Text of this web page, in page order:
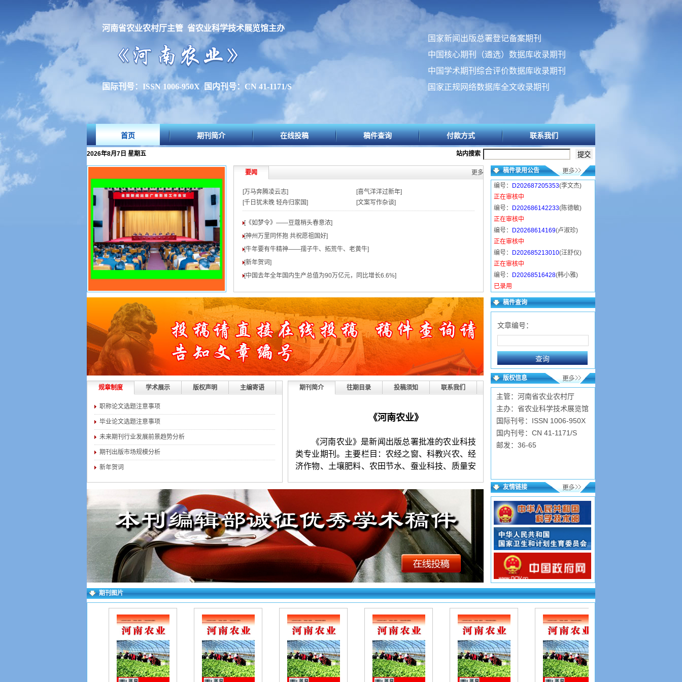
河南省农业农村厅主管 省农业科学技术展览馆主办
国际刊号：ISSN 1006-950X 国内刊号：CN 41-1171/S
国家新闻出版总署登记备案期刊
中国核心期刊（遴选）数据库收录期刊
中国学术期刊综合评价数据库收录期刊
国家正规网络数据库全文收录期刊
首页 期刊简介 在线投稿 稿件查询 付款方式 联系我们
2026年8月7日 星期五 站内搜索
要闻 更多>>
[万马奔腾凌云志]
[喜气洋洋过新年]
[千日犹未晚 轻舟归家国]
[文案写作杂谈]
[《如梦令》——豆蔻梢头春意浓]
[神州万里同怀抱 共祝愿祖国好]
[牛年要有牛精神——孺子牛、拓荒牛、老黄牛]
[新年贺词]
[中国去年全年国内生产总值为90万亿元，同比增长6.6%]
稿件录用公告
编号： D202687205353(李文杰)
正在审核中
编号：
D202686142233(陈德敏)
正在审核中
编号：
D20268614169(卢淑珍)
正在审核中
编号：
D202685213010(汪舒仪)
正在审核中
编号：
D20268516428(韩小雅)
已录用
编号：D202685131353(马慧敏)
已录用
正在审核中
已录用
编号：D202683211348(陈近岳)
已录用
编号：D2026839519(张广华)
已录用
稿件查询
文章编号：
规章制度 学术展示 版权声明 主编寄语
职称论文选题注意事项
毕业论文选题注意事项
未来期刊行业发展前景趋势分析
期刊出版市场规模分析
新年贺词
期刊简介 往期目录 投稿须知 联系我们
《河南农业》
《河南农业》是新闻出版总署批准的农业科技
类专业期刊。主要栏目：农经之窗、科教兴农、经
济作物、土壤肥料、农田节水、蚕业科技、质量安
养殖天地、农职教育、农业纵横等。本刊文章由知
《河南农业》投稿须知：
1.投稿要求：观点新颖，层次清楚，语言简
练，数据准确，图表清晰。字数以58000-8000字符
（4版起发）为宜。署名不超过 3人。第一作者附简
介。来稿保证无抄袭，严禁一稿多投。编辑部有权
对录用稿件进行适当修删。
2.投稿方法：网站首页点击“在线投稿”，按要
求逐项填写相关信息，上传word格式文档。投好在
失败。初审录用稿件，加对接编辑Q时，验证写第
一作者姓名（以便查找）。
《河南农业》
文章快速发表）
投稿专用网址
如下：
版权信息
主管：河南省农业农村厅
主办：省农业科学技术展览馆
国际刊号：ISSN 1006-950X
国内刊号：CN 41-1171/S
邮发：36-65
友情链接
期刊图片